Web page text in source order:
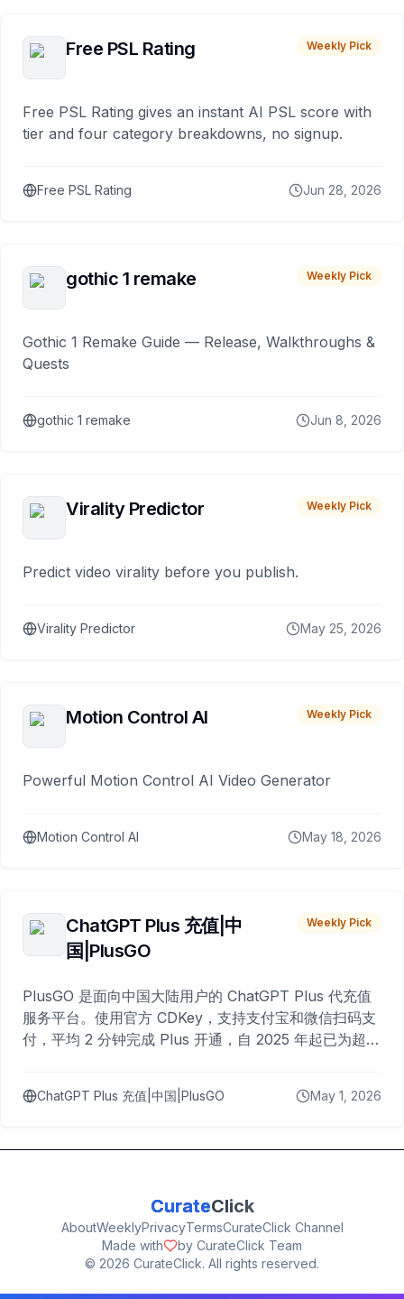
Free PSL Rating Weekly Pick
Free PSL Rating gives an instant AI PSL score with
tier and four category breakdowns, no signup.
Free PSL Rating Jun 28, 2026
gothic 1 remake Weekly Pick
Gothic 1 Remake Guide — Release, Walkthroughs &
Quests
gothic 1 remake Jun 8, 2026
Virality Predictor Weekly Pick
Predict video virality before you publish.
Virality Predictor May 25, 2026
Motion Control AI Weekly Pick
Powerful Motion Control AI Video Generator
Motion Control AI May 18, 2026
ChatGPT Plus 充值|中
国|PlusGO
Weekly Pick
PlusGO 是面向中国大陆用户的 ChatGPT Plus 代充值
服务平台。使用官方 CDKey，支持支付宝和微信扫码支
付，平均 2 分钟完成 Plus 开通，自 2025 年起已为超过
ChatGPT Plus 充值|中国|PlusGO May 1, 2026
CurateClick
AboutWeeklyPrivacyTermsCurateClick Channel
Made with
by CurateClick Team
© 2026 CurateClick. All rights reserved.